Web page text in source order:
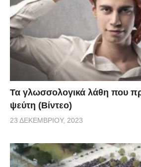
Τα γλωσσολογικά λάθη που
ψεύτη (Βίντεο)
23 ΔΕΚΕΜΒΡΊΟΥ, 2023